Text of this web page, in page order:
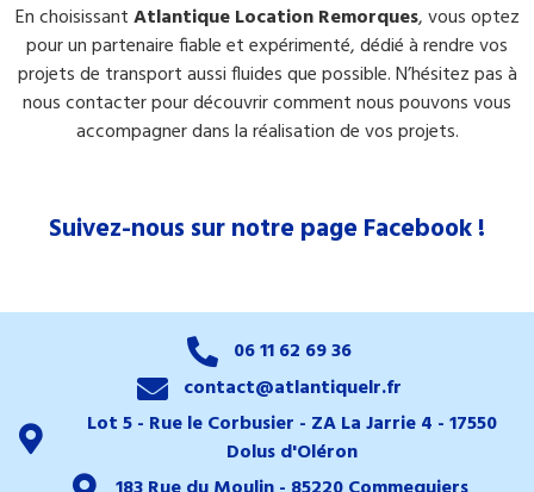
En choisissantAtlantique Location Remorques, vous optez
pour un partenaire fiable et expérimenté, dédié à rendre vos
projets de transport aussi fluides que possible. N’hésitez pas à
nous contacter pour découvrir comment nous pouvons vous
accompagner dans la réalisation de vos projets.
Suivez-nous sur notre page Facebook !
06 11 62 69 36
contact@atlantiquelr.fr
Lot 5 - Rue le Corbusier - ZA La Jarrie 4 - 17550
Dolus d'Oléron